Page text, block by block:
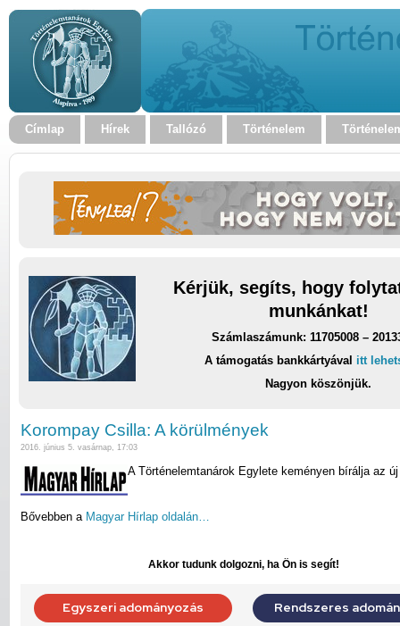
Címlap Hírek Tallózó Történelem
Kérjük, segíts, hogy
munkánkat!
Számlaszámunk: 11705008 –
A támogatás bankkártyával itt
Nagyon köszönjük.
Korompay Csilla: A körülmények
2016. június 5. vasárnap, 17:03
A Történelemtanárok Egylete keményen bírálja az
Bővebben aMagyar Hírlap oldalán…
Akkor tudunk dolgozni, ha Ön is segít!